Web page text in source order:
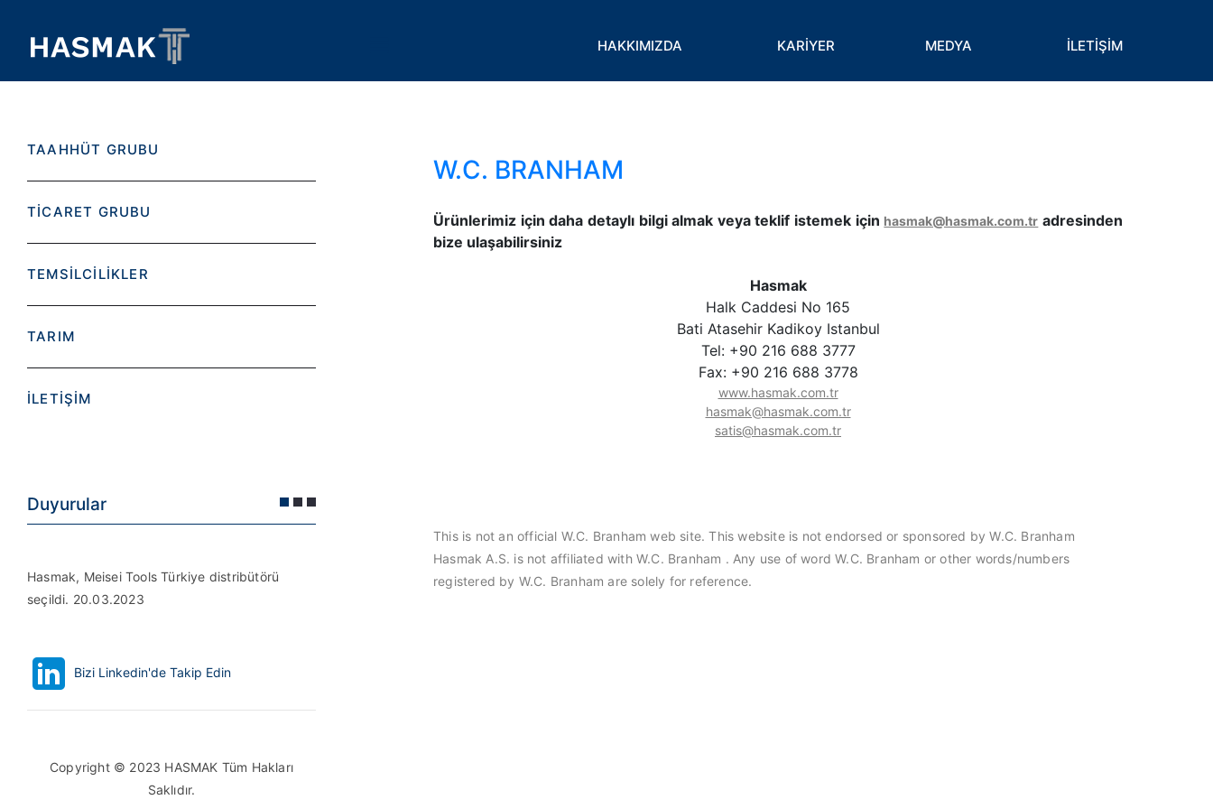
HAKKIMIZDA KARİYER MEDYA İLETİŞİM
W.C. BRANHAM
Ürünlerimiz için daha detaylı bilgi almak veya teklif istemek için hasmak@hasmak.com.tr adresinden
bize ulaşabilirsiniz
Hasmak
Halk Caddesi No 165
Bati Atasehir Kadikoy Istanbul
Tel: +90 216 688 3777
Fax: +90 216 688 3778
www.hasmak.com.tr
hasmak@hasmak.com.tr
satis@hasmak.com.tr
This is not an official W.C. Branham web site. This website is not endorsed or sponsored by W.C. Branham
Hasmak A.S. is not affiliated with W.C. Branham . Any use of word W.C. Branham or other words/numbers
registered by W.C. Branham are solely for reference.
TAAHHÜT GRUBU
TİCARET GRUBU
TEMSİLCİLİKLER
TARIM
İLETİŞİM
Duyurular
Hasmak, Meisei Tools Türkiye distribütörü
seçildi. 20.03.2023
Hasmak, Daniels Manufacturing Corporation
Hasmak, Lester Electrical Türkiye distribütörü
Bizi Linkedin'de Takip Edin
Copyright © 2023 HASMAK Tüm Hakları
Saklıdır.